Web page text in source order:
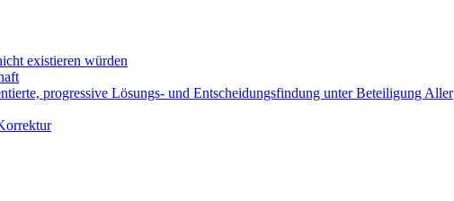
existieren würden
progressive Lösungs- und Entscheidungsfindung unter Beteiligung Aller